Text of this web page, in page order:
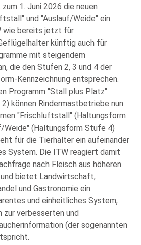
1. Juni 2026 die neuen
und Auslauf/Weide ein.
wie bereits jetzt für
künftig auch für
mit steigendem
die den Stufen 2, 3 und 4 der
Kennzeichnung entsprechen.
Programm Stall plus Platz
können Rindermastbetriebe nun
Frischluftstall (Haltungsform
Weide (Haltungsform Stufe 4)
für die Tierhalter ein aufeinander
System. Die ITW reagiert damit
nach Fleisch aus höheren
bietet Landwirtschaft,
und Gastronomie ein
und einheitliches System,
zur verbesserten und
(der sogenannten